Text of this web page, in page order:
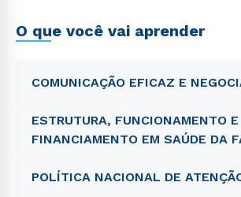
O que você vai aprender
COMUNICAÇÃO EFICAZ E
ESTRUTURA, FUNCIONAMENTO E
FINANCIAMENTO EM SAÚDE DA
POLÍTICA NACIONAL DE